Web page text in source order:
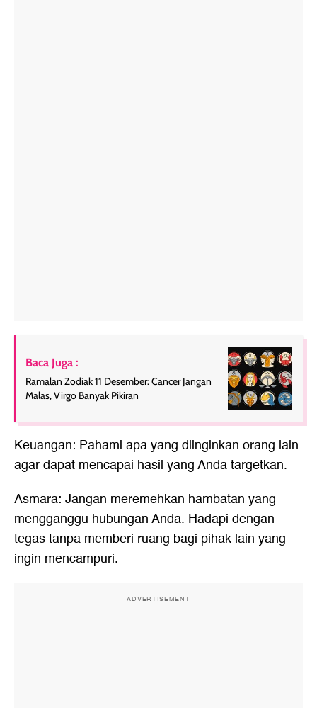
Baca Juga :
Ramalan Zodiak 11 Desember: Cancer Jangan
Malas, Virgo Banyak Pikiran
Keuangan: Pahami apa yang diinginkan orang lain
agar dapat mencapai hasil yang Anda targetkan.
Asmara: Jangan meremehkan hambatan yang
mengganggu hubungan Anda. Hadapi dengan
tegas tanpa memberi ruang bagi pihak lain yang
ingin mencampuri.
ADVERTISEMENT